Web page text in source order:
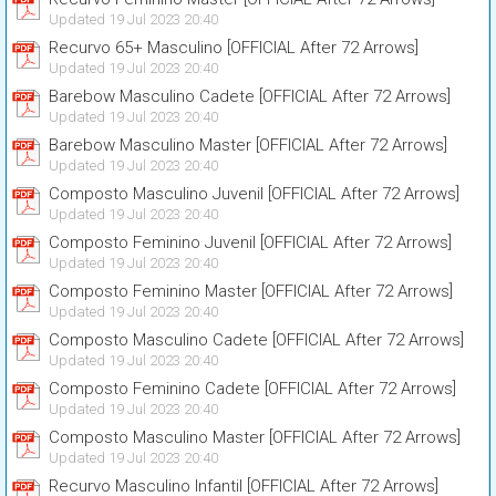
Updated 19 Jul 2023 20:40
Recurvo 65+ Masculino [OFFICIAL After 72 Arrows]
Updated 19 Jul 2023 20:40
Barebow Masculino Cadete [OFFICIAL After 72 Arrows]
Updated 19 Jul 2023 20:40
Barebow Masculino Master [OFFICIAL After 72 Arrows]
Updated 19 Jul 2023 20:40
Composto Masculino Juvenil [OFFICIAL After 72 Arrows]
Updated 19 Jul 2023 20:40
Composto Feminino Juvenil [OFFICIAL After 72 Arrows]
Updated 19 Jul 2023 20:40
Composto Feminino Master [OFFICIAL After 72 Arrows]
Updated 19 Jul 2023 20:40
Composto Masculino Cadete [OFFICIAL After 72 Arrows]
Updated 19 Jul 2023 20:40
Composto Feminino Cadete [OFFICIAL After 72 Arrows]
Updated 19 Jul 2023 20:40
Composto Masculino Master [OFFICIAL After 72 Arrows]
Updated 19 Jul 2023 20:40
Recurvo Masculino Infantil [OFFICIAL After 72 Arrows]